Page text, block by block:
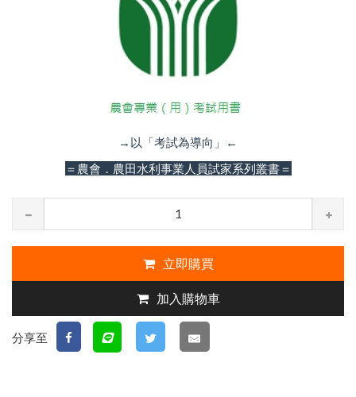
→以「考試為導向」←
＝農會．農田水利事業人員試家系列叢書＝
立即購買
加入購物車
分享至